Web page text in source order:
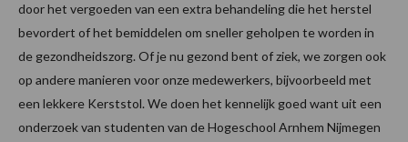
door het vergoeden van een extra behandeling die het herstel
bevordert of het bemiddelen om sneller geholpen te worden in
de gezondheidszorg. Of je nu gezond bent of ziek, we zorgen ook
op andere manieren voor onze medewerkers, bijvoorbeeld met
een lekkere Kerststol. We doen het kennelijk goed want uit een
onderzoek van studenten van de Hogeschool Arnhem Nijmegen